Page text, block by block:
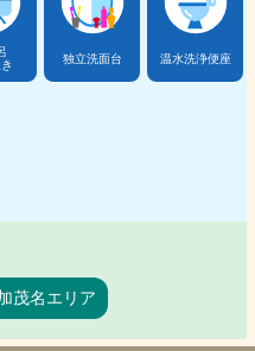
独立洗面台 温水洗浄便座
茂名エリア